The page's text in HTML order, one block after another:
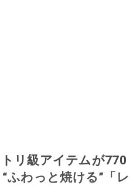
トリ級アイテムが770
ふわっと焼ける”「レ